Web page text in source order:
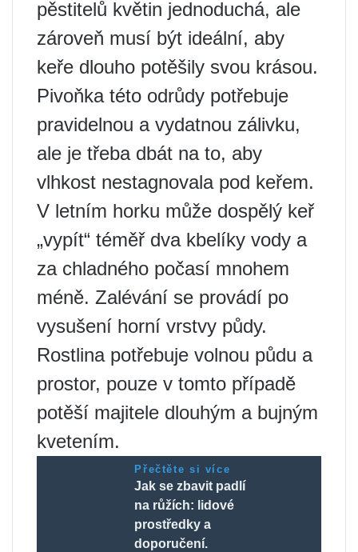
pěstitelů květin jednoduchá, ale
zároveň musí být ideální, aby
keře dlouho potěšily svou krásou.
Pivoňka této odrůdy potřebuje
pravidelnou a vydatnou zálivku,
ale je třeba dbát na to, aby
vlhkost nestagnovala pod keřem.
V letním horku může dospělý keř
„vypít“ téměř dva kbelíky vody a
za chladného počasí mnohem
méně. Zalévání se provádí po
vysušení horní vrstvy půdy.
Rostlina potřebuje volnou půdu a
prostor, pouze v tomto případě
potěší majitele dlouhým a bujným
kvetením.
Přečtěte si více
Jak se zbavit padlí
na růžích: lidové
prostředky a
doporučení.